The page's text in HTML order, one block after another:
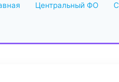
Центральный ФО